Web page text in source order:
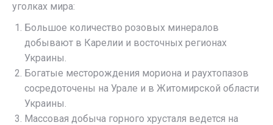
уголках мира:
Большое количество розовых минералов
добывают в Карелии и восточных регионах
Украины.
Богатые месторождения мориона и раухтопазов
сосредоточены на Урале и в Житомирской области
Украины.
Массовая добыча горного хрусталя ведется на